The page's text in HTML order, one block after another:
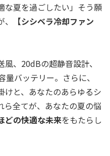
な夏を過ごしたい」そう願
【シシベラ冷却ファン
、20dBの超静音設計、
バッテリー。さらに、
けと、あなたのあらゆるシ
ら全てが、あなたの夏の悩
どの快適な未来をもたらし